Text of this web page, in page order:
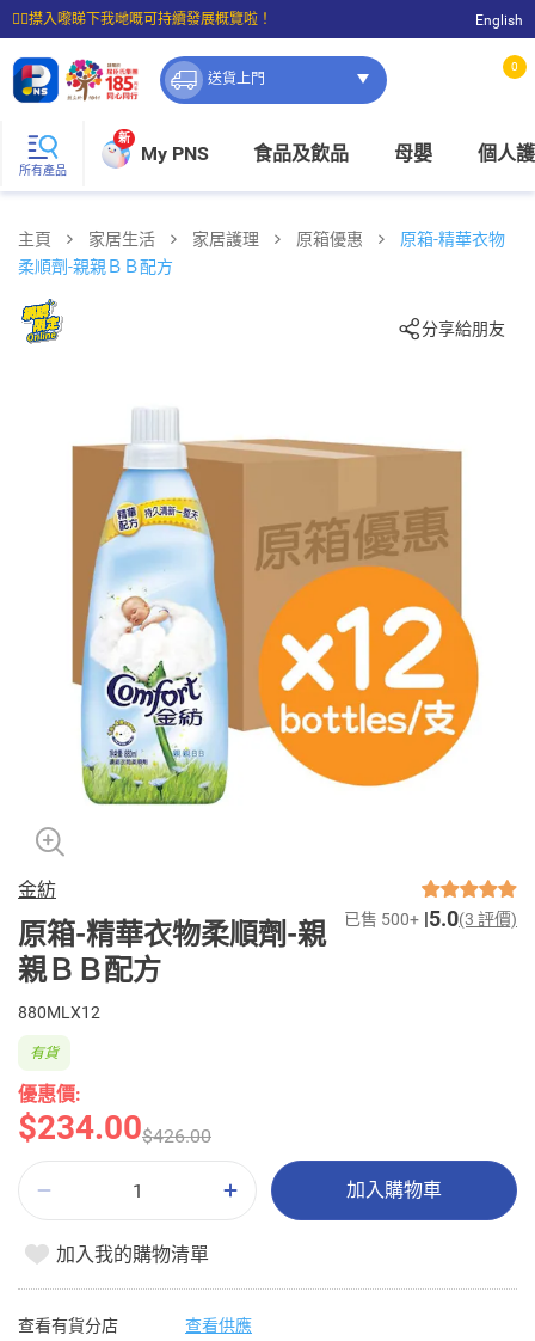
☝🏼㩒入嚟睇下我哋嘅可持續發展概覽啦！
⭐購物滿$399即享免費送貨；滿$100即可免費店取。
English
送貨上門
0
所有產品
新
My PNS 食品及飲品 母嬰 個人
主頁 家居生活 家居護理 原箱優惠
原箱-精華衣物
柔順劑-親親ＢＢ配方
分享給朋友
金紡
原箱-精華衣物柔順劑-親
親ＢＢ配方
已售 500+ 5.0(3 評價)
880MLX12
優惠價:
$234.00$426.00
有貨
加入購物車
加入我的購物清單
查看有貨分店 查看供應